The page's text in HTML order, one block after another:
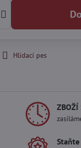
Hlídací pes
ZBOŽÍ